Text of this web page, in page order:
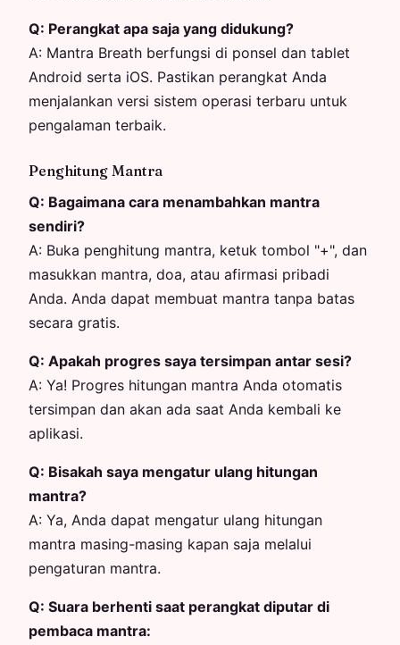
Q: Perangkat apa saja yang didukung?
A: Mantra Breath berfungsi di ponsel dan tablet
Android serta iOS. Pastikan perangkat Anda
menjalankan versi sistem operasi terbaru untuk
pengalaman terbaik.
Penghitung Mantra
Q: Bagaimana cara menambahkan mantra
sendiri?
A: Buka penghitung mantra, ketuk tombol "+", dan
masukkan mantra, doa, atau afirmasi pribadi
Anda. Anda dapat membuat mantra tanpa batas
secara gratis.
Q: Apakah progres saya tersimpan antar sesi?
A: Ya! Progres hitungan mantra Anda otomatis
tersimpan dan akan ada saat Anda kembali ke
aplikasi.
Q: Bisakah saya mengatur ulang hitungan
mantra?
A: Ya, Anda dapat mengatur ulang hitungan
mantra masing-masing kapan saja melalui
pengaturan mantra.
Q: Suara berhenti saat perangkat diputar di
pembaca mantra: